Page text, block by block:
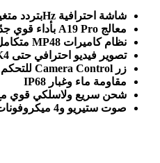
شاشة احترافية بترددHz
معالج
بأداء قوي
نظام كاميرات 48
MP
تصوير فيديو احترافي حتى 4
زر
للتحكم
مقاومة ماء وغبار
شحن سريع ولاسلكي قوي
صوت ستيريو و4 ميكروفونات لتسجيل صوت احترافي